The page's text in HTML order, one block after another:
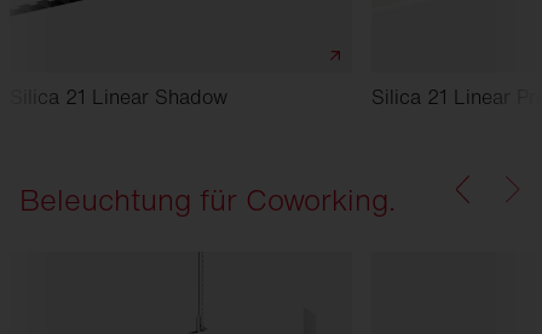
Silica 21 Linear Shadow Silica 21 Linear
Beleuchtung für Coworking.